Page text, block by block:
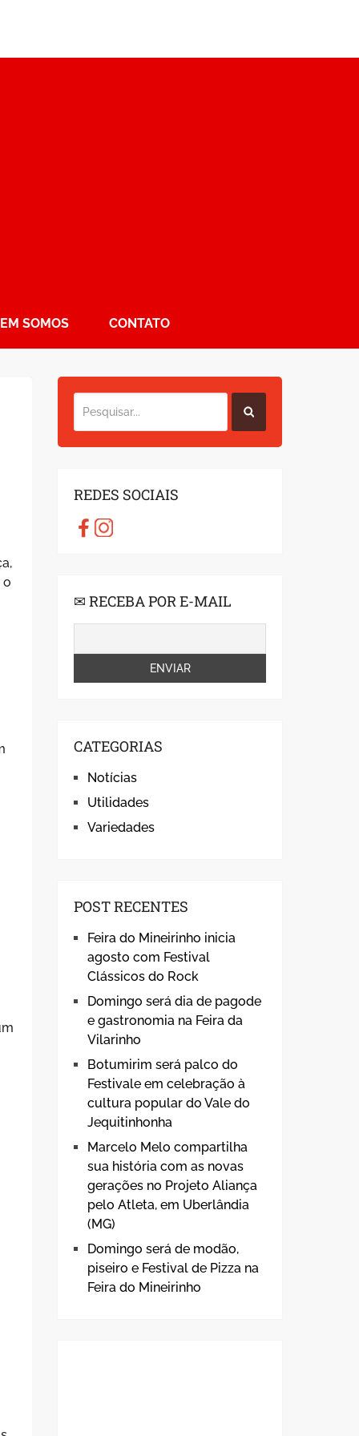
SOMOS CONTATO
o
REDES SOCIAIS
✉ RECEBA POR E-MAIL
CATEGORIAS
Notícias
Utilidades
Variedades
POST RECENTES
Feira do Mineirinho inicia
agosto com Festival
Clássicos do Rock
Domingo será dia de pagode
e gastronomia na Feira da
Vilarinho
Botumirim será palco do
Festivale em celebração à
cultura popular do Vale do
Jequitinhonha
Marcelo Melo compartilha
sua história com as novas
gerações no Projeto Aliança
pelo Atleta, em Uberlândia
(MG)
Domingo será de modão,
piseiro e Festival de Pizza na
Feira do Mineirinho